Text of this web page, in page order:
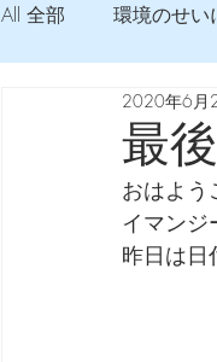
All 全部 環境のせい
弦交換の記録
Imanjy Studio 使わ
最
2020年6月
おはよう
イマンジ
昨日は日